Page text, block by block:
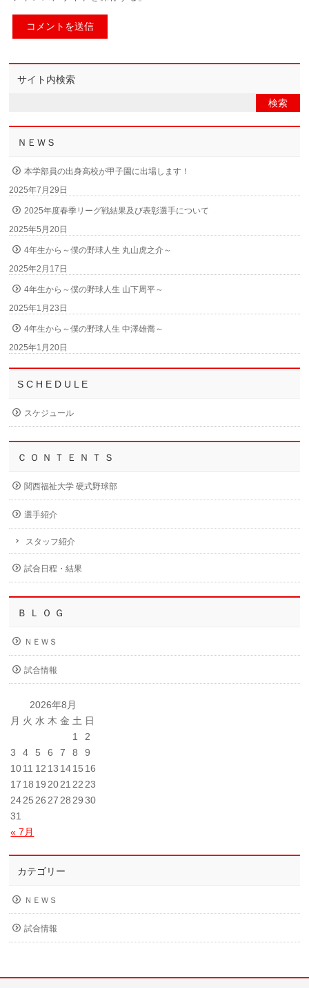
サイト内検索
ＮＥＷＳ
本学部員の出身高校が甲子園に出場します！
2025年7月29日
2025年度春季リーグ戦結果及び表彰選手について
2025年5月20日
4年生から～僕の野球人生 丸山虎之介～
2025年2月17日
4年生から～僕の野球人生 山下周平～
2025年1月23日
4年生から～僕の野球人生 中澤雄喬～
2025年1月20日
S C H E D U L E
スケジュール
Ｃ Ｏ Ｎ Ｔ Ｅ Ｎ Ｔ Ｓ
関西福祉大学 硬式野球部
選手紹介
スタッフ紹介
試合日程・結果
Ｂ Ｌ Ｏ Ｇ
ＮＥＷＳ
試合情報
2026年8月
月 火 水 木 金 土 日
« 7月
1
2
3
4 5 6 7 8
9
1011 12 13 1415 16
17 18 19 2021 22 23
2425 26 27 28 29 30
31
カテゴリー
ＮＥＷＳ
試合情報